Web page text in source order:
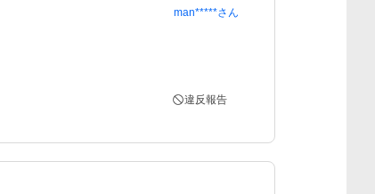
man*****さん
違反報告